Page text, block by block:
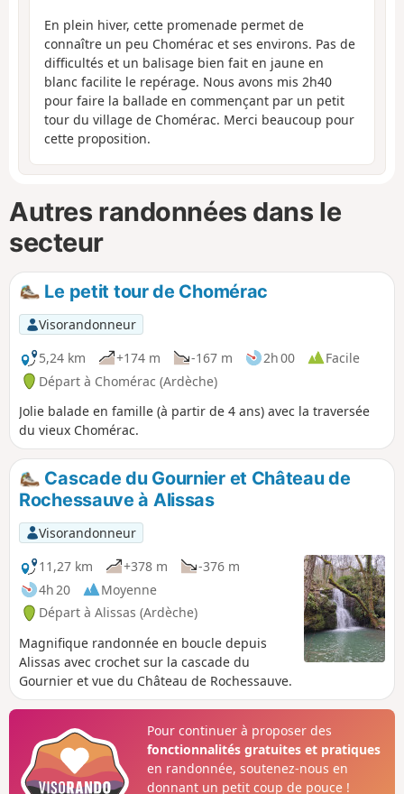
En plein hiver, cette promenade permet de
connaître un peu Chomérac et ses environs. Pas de
difficultés et un balisage bien fait en jaune en
blanc facilite le repérage. Nous avons mis 2h40
pour faire la ballade en commençant par un petit
tour du village de Chomérac. Merci beaucoup pour
cette proposition.
Autres randonnées dans le
secteur
Le petit tour de Chomérac
Visorandonneur
5,24 km
+174 m -167 m 2h 00
Facile
Départ à Chomérac (Ardèche)
Jolie balade en famille (à partir de 4 ans) avec la traversée
du vieux Chomérac.
Cascade du Gournier et Château de
Rochessauve à Alissas
Visorandonneur
11,27 km
+378 m
-376 m
4h 20
Moyenne
Départ à Alissas (Ardèche)
Magnifique randonnée en boucle depuis
Alissas avec crochet sur la cascade du
Gournier et vue du Château de Rochessauve.
Pour continuer à proposer des
fonctionnalités gratuites et pratiques
en randonnée, soutenez-nous en
donnant un petit coup de pouce !